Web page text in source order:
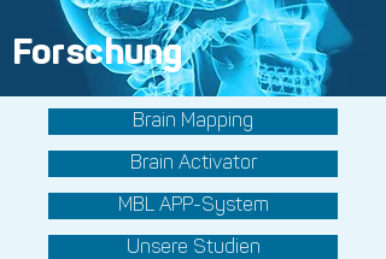
Forschung
Brain Mapping
Brain Activator
MBL APP-System
Unsere Studien